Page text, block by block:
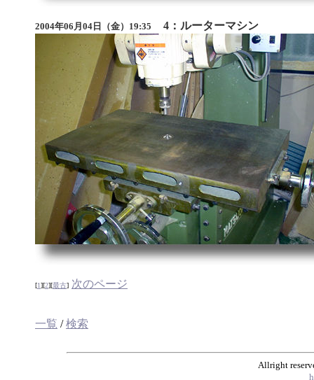
2004年06月04日（金）19:35 4：ルーターマシン
[1][2][最古] 次のページ
一覧 /検索
Allright